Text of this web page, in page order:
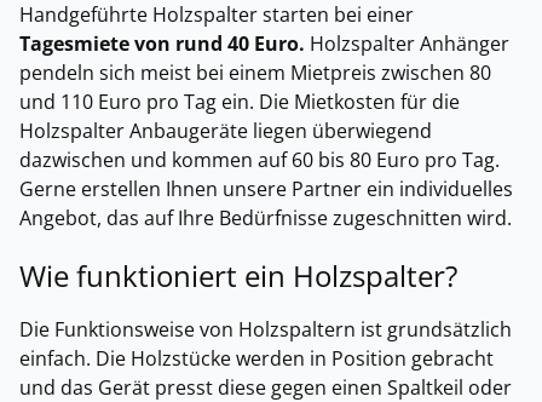
Handgeführte Holzspalter starten bei einer
Tagesmiete von rund 40 Euro. Holzspalter Anhänger
pendeln sich meist bei einem Mietpreis zwischen 80
und 110 Euro pro Tag ein. Die Mietkosten für die
Holzspalter Anbaugeräte liegen überwiegend
dazwischen und kommen auf 60 bis 80 Euro pro Tag.
Gerne erstellen Ihnen unsere Partner ein individuelles
Angebot, das auf Ihre Bedürfnisse zugeschnitten wird.
Wie funktioniert ein Holzspalter?
Die Funktionsweise von Holzspaltern ist grundsätzlich
einfach. Die Holzstücke werden in Position gebracht
und das Gerät presst diese gegen einen Spaltkeil oder